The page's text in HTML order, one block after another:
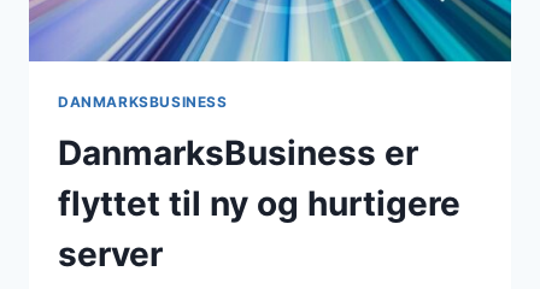
DANMARKSBUSINESS
DanmarksBusiness er
flyttet til ny og hurtigere
server